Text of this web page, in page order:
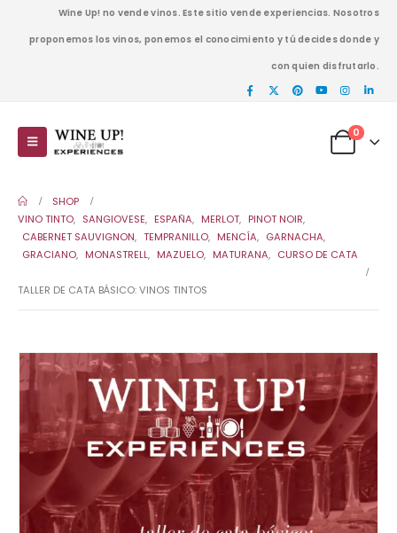
Wine Up! no vende vinos. Este sitio vende experiencias. Nosotros
proponemos los vinos, ponemos el conocimiento y tú decides donde y
con quien disfrutarlo.
0
SHOP
VINO TINTO, SANGIOVESE, ESPAÑA, MERLOT, PINOT NOIR,
CABERNET SAUVIGNON, TEMPRANILLO, MENCÍA, GARNACHA,
GRACIANO, MONASTRELL, MAZUELO, MATURANA, CURSO DE CATA
TALLER DE CATA BÁSICO: VINOS TINTOS